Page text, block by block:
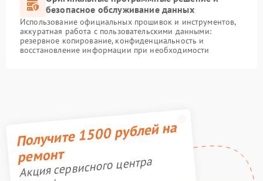
безопасное обслуживание данных
Использование официальных прошивок и инструментов,
аккуратная работа с пользовательскими данными:
резервное копирование, конфиденциальность и
восстановление информации при необходимости
Получите 1500 рублей на
ремонт
Акция сервисного центра